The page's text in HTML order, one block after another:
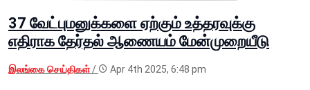
37 வேட்புமனுக்களை ஏற்கும் உத்தரவுக்கு
எதிராக தேர்தல் ஆணையம் மேன்முறையீடு
இலங்கை செய்திகள்/ Apr 4th 2025, 6:48 pm